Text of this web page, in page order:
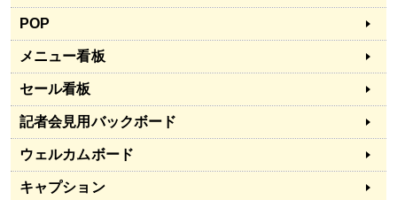
POP
メニュー看板
セール看板
記者会見用バックボード
ウェルカムボード
キャプション